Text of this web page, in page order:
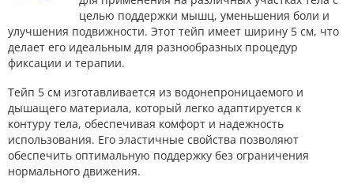
целью поддержки мышц, уменьшения боли и
улучшения подвижности. Этот тейп имеет ширину 5 см, что
делает его идеальным для разнообразных процедур
фиксации и терапии.
Тейп 5 см изготавливается из водонепроницаемого и
дышащего материала, который легко адаптируется к
контуру тела, обеспечивая комфорт и надежность
использования. Его эластичные свойства позволяют
обеспечить оптимальную поддержку без ограничения
нормального движения.